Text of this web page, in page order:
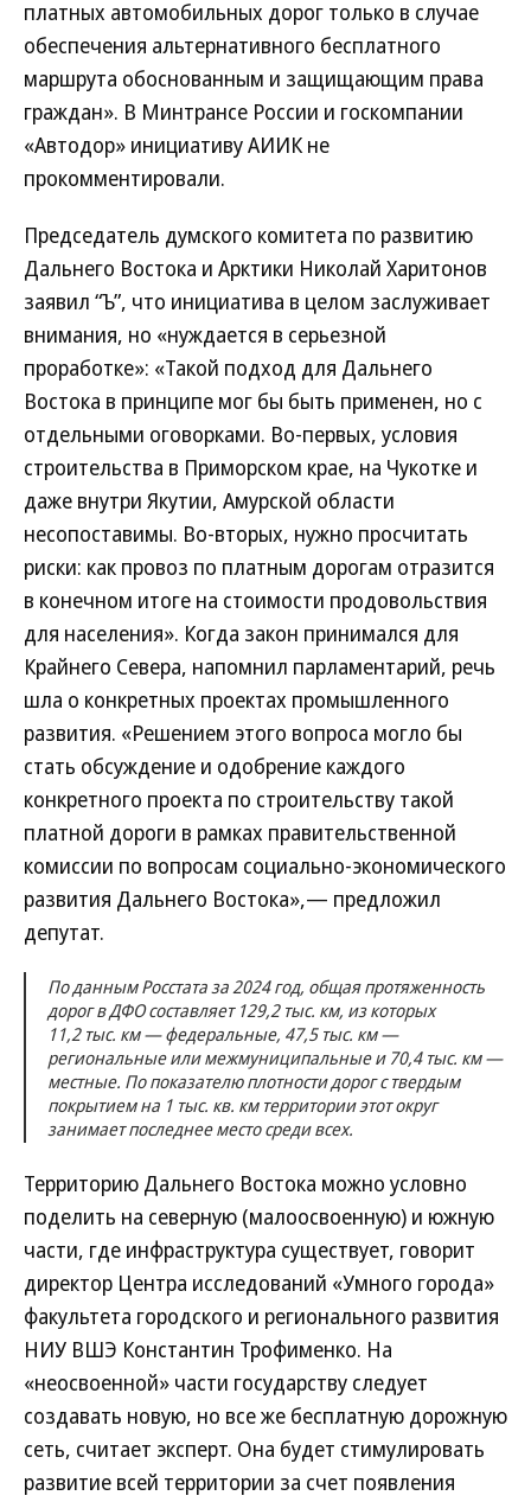
платных автомобильных дорог только в случае
обеспечения альтернативного бесплатного
маршрута обоснованным и защищающим права
граждан». В Минтрансе России и госкомпании
«Автодор» инициативу АИИК не
прокомментировали.
Председатель думского комитета по развитию
Дальнего Востока и Арктики Николай Харитонов
заявил “Ъ”, что инициатива в целом заслуживает
внимания, но «нуждается в серьезной
проработке»: «Такой подход для Дальнего
Востока в принципе мог бы быть применен, но с
отдельными оговорками. Во-первых, условия
строительства в Приморском крае, на Чукотке и
даже внутри Якутии, Амурской области
несопоставимы. Во-вторых, нужно просчитать
риски: как провоз по платным дорогам отразится
в конечном итоге на стоимости продовольствия
для населения». Когда закон принимался для
Крайнего Севера, напомнил парламентарий, речь
шла о конкретных проектах промышленного
развития. «Решением этого вопроса могло бы
стать обсуждение и одобрение каждого
конкретного проекта по строительству такой
платной дороги в рамках правительственной
комиссии по вопросам социально-экономического
развития Дальнего Востока»,— предложил
депутат.
По данным Росстата за 2024 год, общая протяженность
дорог в ДФО составляет 129,2 тыс. км, из которых
11,2 тыс. км — федеральные, 47,5 тыс. км —
региональные или межмуниципальные и 70,4 тыс. км —
местные. По показателю плотности дорог с твердым
покрытием на 1 тыс. кв. км территории этот округ
занимает последнее место среди всех.
Территорию Дальнего Востока можно условно
поделить на северную (малоосвоенную) и южную
части, где инфраструктура существует, говорит
директор Центра исследований «Умного города»
факультета городского и регионального развития
НИУ ВШЭ Константин Трофименко. На
«неосвоенной» части государству следует
создавать новую, но все же бесплатную дорожную
сеть, считает эксперт. Она будет стимулировать
развитие всей территории за счет появления